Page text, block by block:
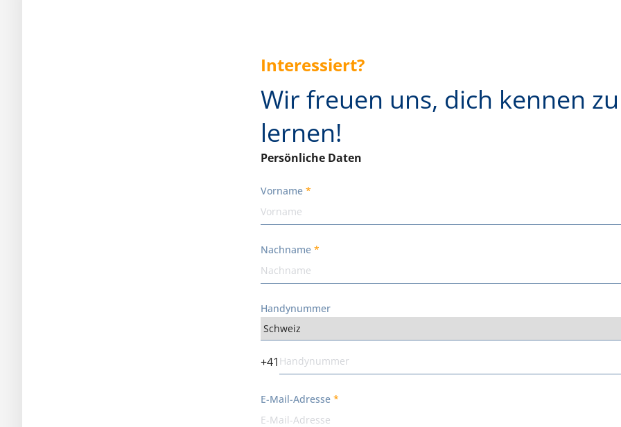
Interessiert?
Wir freuen uns, dich kennen zu
lernen!
Persönliche Daten
Vorname
Nachname
Handynummer
+41
E-Mail-Adresse